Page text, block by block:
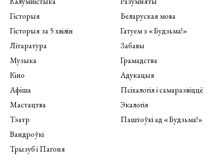
Гісторыя
Гісторыя за 5 хвілін
Літаратура
Музыка
Кіно
Афіша
Мастацтва
Тэатр
Вандроўкі
Трызуб і Пагоня
Беларуская мова
Гатуем з «Будзьма!»
Забавы
Грамадства
Адукацыя
Псіхалогія і самаразвіццё
Экалогія
Паштоўкі ад «Будзьма!»